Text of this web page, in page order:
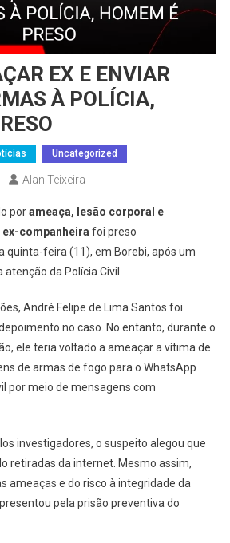
EX E ENVIAR
À POLÍCIA,
Uncategorized
Alan Teixeira
porameaça, lesão corporal e
companheira foi preso
quinta-feira (11), em Borebi, após um
da Polícia Civil.
André Felipe de Lima Santos foi
no caso. No entanto, durante o
ele teria voltado a ameaçar a vítima de
de armas de fogo para o WhatsApp
por meio de mensagens com
investigadores, o suspeito alegou que
retiradas da internet. Mesmo assim,
ameaças e do risco à integridade da
pela prisão preventiva do